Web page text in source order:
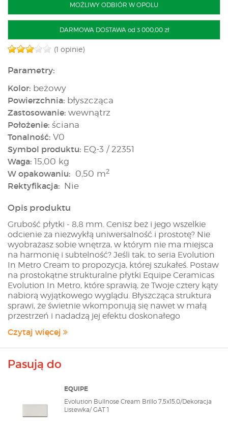
MOŻLIWY ODBIÓR W OPOLU
DARMOWA DOSTAWA od 3 000,00 zł
(1 opinie)
Parametry:
Kolor: beżowy
Powierzchnia: błyszcząca
Zastosowanie: wewnątrz
Położenie: ściana
Tonalność: V0
Symbol produktu: EQ-3 / 22351
Waga: 15,00 kg
W opakowaniu: 0,50 m2
Rektyfikacja: Nie
Opis produktu
Grubość płytki - 8,8 mm. Cenisz beż i jego wszelkie
odcienie za niezwykłą uniwersalność i prostotę? Nie
wyobrażasz sobie wnętrza, w którym nie ma miejsca
na harmonię i subtelność? Jeśli tak, to seria Evolution
In Metro Cream to propozycja, której szukałeś. Postaw
na prostokątne strukturalne płytki Equipe Ceramicas
Evolution In Metro, które sprawią, że Twoje cztery kąty
nabiorą wyjątkowego wyglądu. Błyszcząca struktura
sprawi, że świetnie wkomponują się nawet w małą
przestrzeń i nadadzą jej efektu doskonałego
doskonały wybór dla tych, którzy cenią
funkcjonalność oraz kochają współczesny look.
z płytek o doskonałej jakości. Jego kolekcje, takie jak:
popularnością, zaś niecodzienny kształt płytki Equipe
Ceramicas Hexatile ugruntował na rynku pozycję tego
producenta (zwłaszcza płytka Hexatile Cement
królowała na liście sprzedaży). Bogata oferta serii
Czytaj więcej
Pasują do
EQUIPE
Evolution Bullnose Cream Brillo 7,5x15,0/Dekoracja
Listewka/ GAT 1